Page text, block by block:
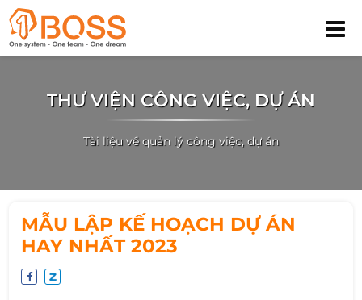
THƯ VIỆN CÔNG VIỆC, DỰ ÁN
Tài liệu về quản lý công việc, dự án
MẪU LẬP KẾ HOẠCH DỰ ÁN
HAY NHẤT 2023